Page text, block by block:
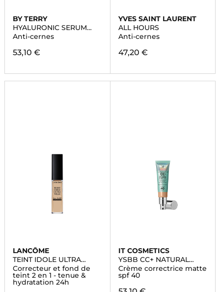
BY TERRY
HYALURONIC SERUM
CONCEALER
Anti-cernes
53,10 €
YVES SAINT LAURENT
ALL HOURS
Anti-cernes
47,20 €
LANCÔME
TEINT IDOLE ULTRA
WEAR
Correcteur et fond de
teint 2 en 1 - tenue &
hydratation 24h
IT COSMETICS
YSBB CC+ NATURAL
MATTE
Crème correctrice matte
spf 40